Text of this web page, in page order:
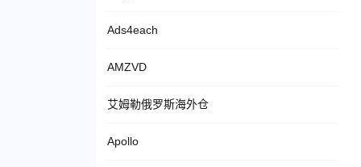
Ads4each
AMZVD
艾姆勒俄罗斯海外仓
Apollo